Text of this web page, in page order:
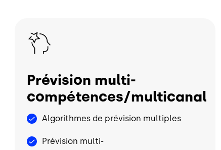
Image
Prévision multi-
compétences/multicanal
Algorithmes de prévision multiples
Prévision multi-